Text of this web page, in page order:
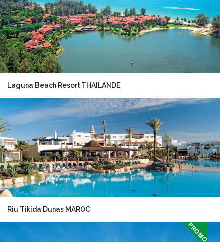
Laguna Beach Resort THAILANDE
Riu Tikida Dunas MAROC